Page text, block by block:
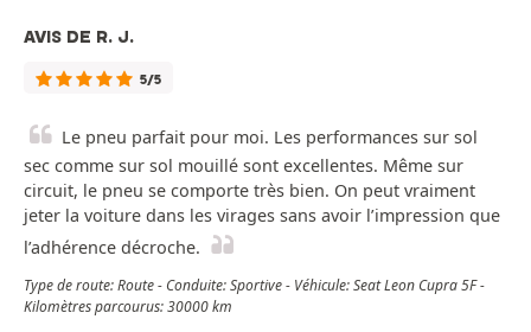
AVIS DE R. J.
5/5
Le pneu parfait pour moi. Les performances sur sol
sec comme sur sol mouillé sont excellentes. Même sur
circuit, le pneu se comporte très bien. On peut vraiment
jeter la voiture dans les virages sans avoir l’impression que
l’adhérence décroche.
Type de route: Route - Conduite: Sportive - Véhicule: Seat Leon Cupra 5F -
Kilomètres parcourus: 30000 km